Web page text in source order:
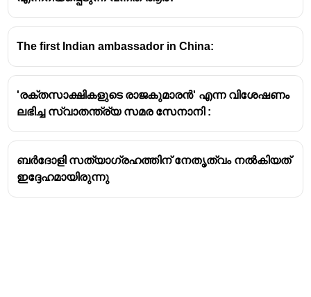
The first Indian ambassador in China:
'രക്തസാക്ഷികളുടെ രാജകുമാരന്‍' എന്ന വിശേഷണം
ലഭിച്ച സ്വാതന്ത്ര്യ സമര സേനാനി :
ബർദോളി സത്യാഗ്രഹത്തിന് നേതൃത്വം നൽകിയത്
ഇദ്ദേഹമായിരുന്നു